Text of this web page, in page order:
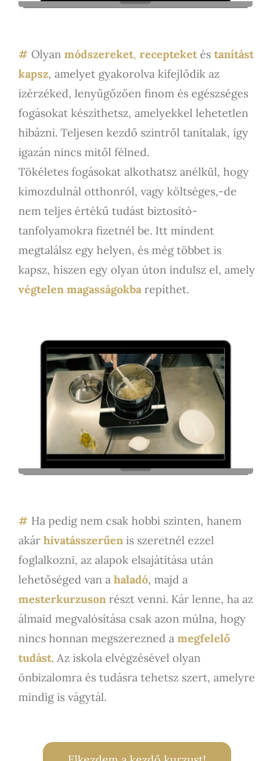
# Olyan módszereket, recepteketés tanítást
kapsz, amelyet gyakorolva kifejlődik az
ízérzéked, lenyűgőzően finom és egészséges
fogásokat készíthetsz, amelyekkel lehetetlen
hibázni. Teljesen kezdő szintről tanítalak, így
igazán nincs mitől félned.
Tökéletes fogásokat alkothatsz anélkül, hogy
kimozdulnál otthonról, vagy költséges,-de
nem teljes értékű tudást biztosító-
tanfolyamokra fizetnél be. Itt mindent
megtalálsz egy helyen, és még többet is
kapsz, hiszen egy olyan úton indulsz el, amely
végtelen magasságokba repíthet.
# Ha pedig nem csak hobbi szinten, hanem
akár hivatásszerűen is szeretnél ezzel
foglalkozni, az alapok elsajátítása után
lehetőséged van a haladó, majd a
mesterkurzuson részt venni. Kár lenne, ha az
álmaid megvalósítása csak azon múlna, hogy
nincs honnan megszerezned a megfelelő
tudást. Az iskola elvégzésével olyan
önbizalomra és tudásra tehetsz szert, amelyre
mindig is vágytál.